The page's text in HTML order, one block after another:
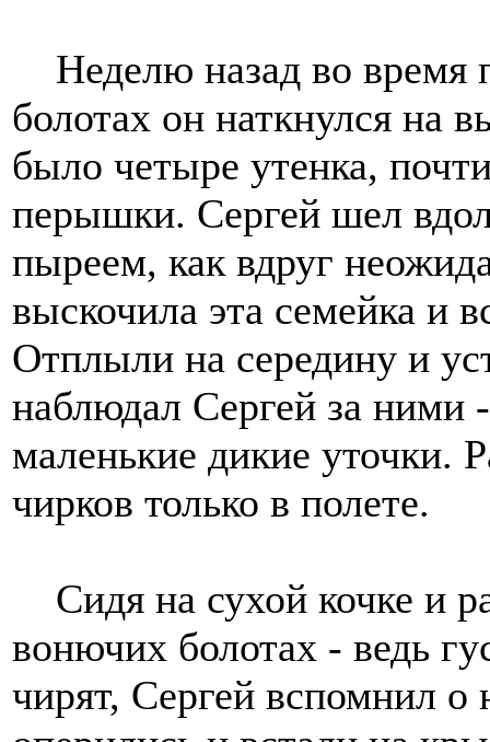
Неделю назад во время
болотах он наткнулся на
было четыре утенка,
перышки. Сергей шел
пыреем, как вдруг
выскочила эта семейка и
Отплыли на середину и
наблюдал Сергей за ними
маленькие дикие уточки.
чирков только в полете.
Сидя на сухой кочке и
вонючих болотах - ведь
чирят, Сергей вспомнил